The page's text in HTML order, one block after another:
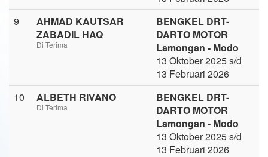
9
AHMAD KAUTSAR
ZABADIL HAQ
Di Terima
BENGKEL DRT-
DARTO MOTOR
Lamongan - Modo
13 Oktober 2025 s/d
13 Februari 2026
10
ALBETH RIVANO
Di Terima
BENGKEL DRT-
DARTO MOTOR
Lamongan - Modo
13 Oktober 2025 s/d
13 Februari 2026